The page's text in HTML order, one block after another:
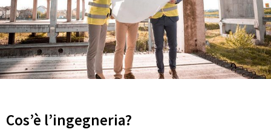
Cos’è l’ingegneria?